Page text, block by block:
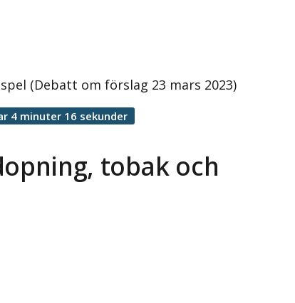
(Debatt om förslag 23 mars 2023)
tobak och
4 minuter 16 sekunder